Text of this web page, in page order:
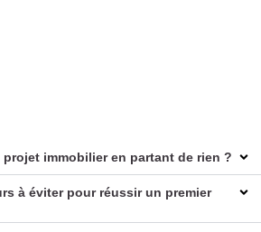
immobilier en partant de rien ?
à éviter pour réussir un premier